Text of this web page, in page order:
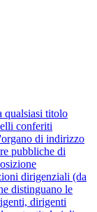
qualsiasi titolo
conferiti
di indirizzo
pubbliche di
dirigenziali (da
distinguano le
dirigenti